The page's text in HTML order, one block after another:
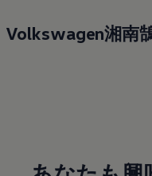
Volkswagen湘南